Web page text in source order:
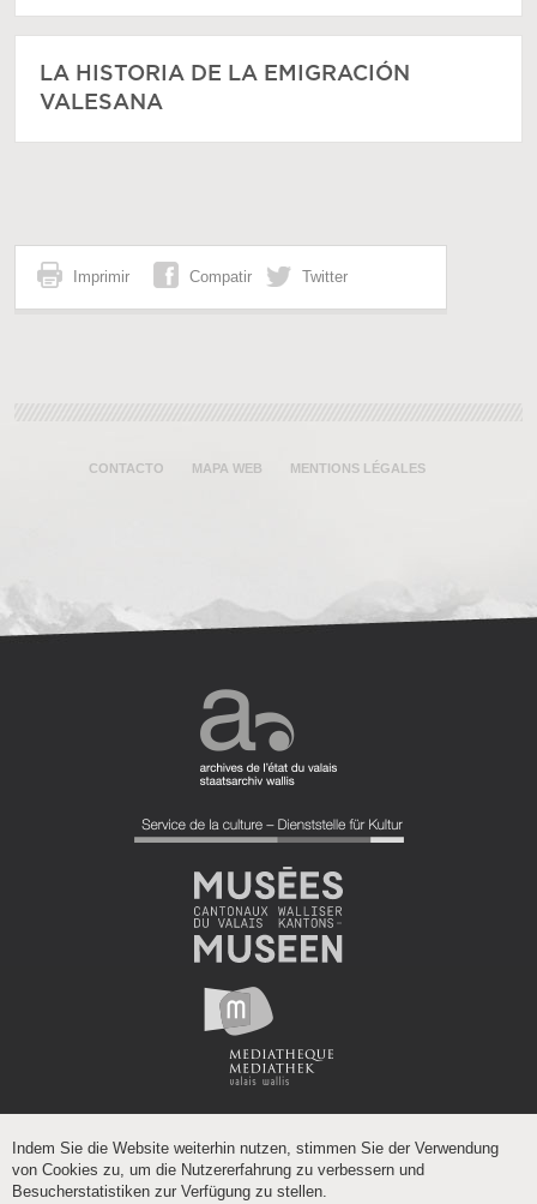
LA HISTORIA DE LA EMIGRACIÓN
VALESANA
Imprimir Compatir Twitter
CONTACTO MAPA WEB MENTIONS LÉGALES
Indem Sie die Website weiterhin nutzen, stimmen Sie der Verwendung
von Cookies zu, um die Nutzererfahrung zu verbessern und
Besucherstatistiken zur Verfügung zu stellen.